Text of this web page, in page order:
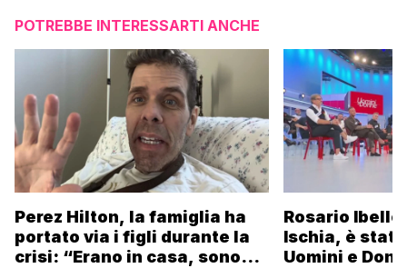
POTREBBE INTERESSARTI ANCHE
Perez Hilton, la famiglia ha
portato via i figli durante la
crisi: “Erano in casa, sono
Rosario
Ischia, è
Uomini e